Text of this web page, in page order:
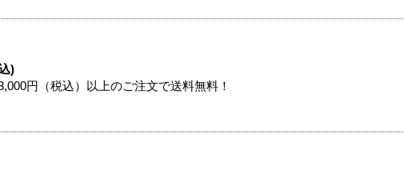
)
円（税込）以上のご注文で送料無料！